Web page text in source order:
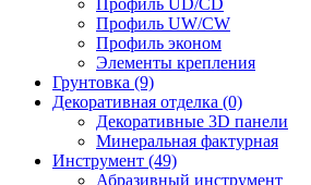
Профиль UD/CD
Профиль UW/CW
Профиль эконом
Элементы крепления
Грунтовка (9)
Декоративная отделка (0)
Декоративные 3D панели
Минеральная фактурная
Инструмент (49)
Абразивный инструмент